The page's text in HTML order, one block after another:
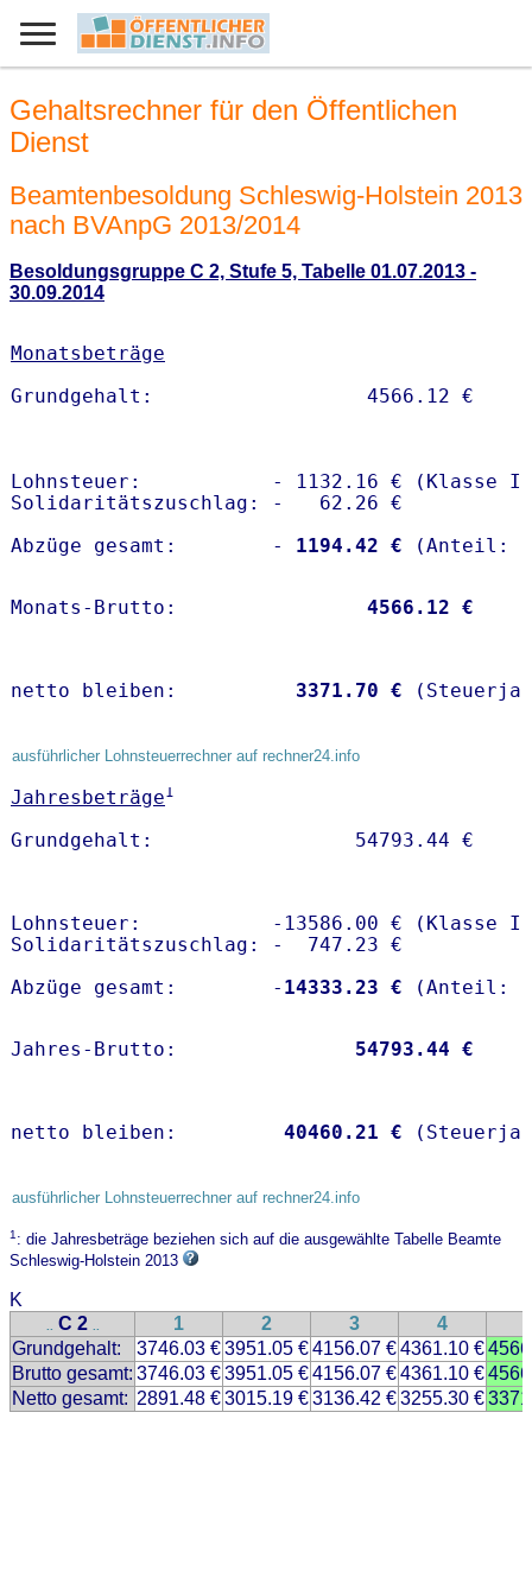
Gehaltsrechner für den Öffentlichen
Dienst
Beamtenbesoldung Schleswig-Holstein 2013
nach BVAnpG 2013/2014
Besoldungsgruppe C 2, Stufe 5, Tabelle 01.07.2013 -
30.09.2014
Monatsbeträge
Lohnsteuer:           - 1132.16 € (Klasse I)
Solidaritätszuschlag: -   62.26 €
Abzüge gesamt:        -
1194.42 €
Monats-Brutto: 4566.12 €
netto bleiben: 3371.70 €
ausführlicher Lohnsteuerrechner auf rechner24.info
Jahresbeträge1
Lohnsteuer:           -13586.00 € (Klasse I)
Solidaritätszuschlag: -  747.23 €
Abzüge gesamt:        - 14333.23 €
Jahres-Brutto: 54793.44 €
netto bleiben: 40460.21 €
ausführlicher Lohnsteuerrechner auf rechner24.info
1: die Jahresbeträge beziehen sich auf die ausgewählte Tabelle Beamte
Schleswig-Holstein 2013
K
.. C 2 .. 1 2 3 4
Grundgehalt:
3746.03 €3951.05 €4156.07 €4361.10 €
Brutto gesamt: 3746.03 €3951.05 €4156.07 €4361.10 €
Netto gesamt: 2891.48 €3015.19 €3136.42 €3255.30 €